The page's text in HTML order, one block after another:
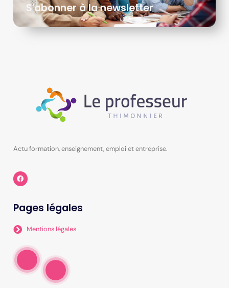
S'abonner à la newsletter
Actu formation, enseignement, emploi et entreprise.
Pages légales
Mentions légales